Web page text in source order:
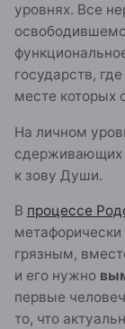
уровнях. Все
государств,
месте которых
На личном
сдерживающих
к зову Души.
В процессе
грязным,
и его нужно
первые
то, что